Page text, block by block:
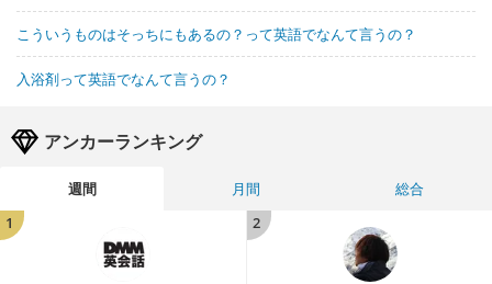
こういうものはそっちにもあるの？って英語でなんて言うの？
入浴剤って英語でなんて言うの？
アンカーランキング
週間 月間
総合
1
2